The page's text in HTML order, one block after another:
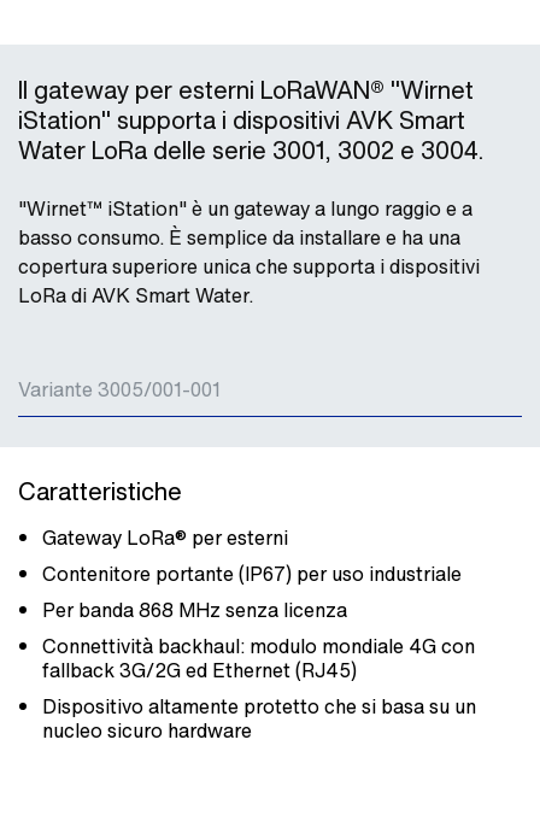
Il gateway per esterni LoRaWAN® "Wirnet
iStation" supporta i dispositivi AVK Smart
Water LoRa delle serie 3001, 3002 e 3004.
"Wirnet™ iStation" è un gateway a lungo raggio e a
basso consumo. È semplice da installare e ha una
copertura superiore unica che supporta i dispositivi
LoRa di AVK Smart Water.
Variante 3005/001-001
Caratteristiche
Gateway LoRa® per esterni
Contenitore portante (IP67) per uso industriale
Per banda 868 MHz senza licenza
Connettività backhaul: modulo mondiale 4G con
fallback 3G/2G ed Ethernet (RJ45)
Dispositivo altamente protetto che si basa su un
nucleo sicuro hardware